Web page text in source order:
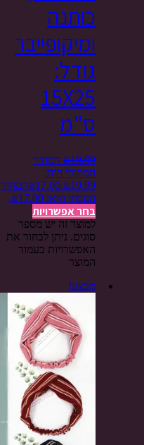
כותנה
ומיקופייבר
גודל:
15X25
ס"מ
₪19.99
המחיר
המקורי היה:
₪19.99.
₪17.00
המחיר
הנוכחי הוא: ₪17.00.
בחר אפשרויות
למוצר זה יש מספר
סוגים. ניתן לבחור את
האפשרויות בעמוד
המוצר
מבצע!